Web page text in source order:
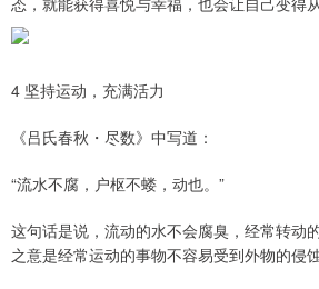
4 坚持运动，充满活力
《吕氏春秋・尽数》中写道：
“流水不腐，户枢不蝼，动也。”
这句话是说，流动的水不会腐臭，经常转动
之意是经常运动的事物不容易受到外物的侵蚀